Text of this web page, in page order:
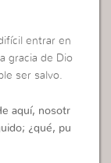
entrar en
gracia de Dio
ser salvo.
aquí, nosotr
¿qué, pu